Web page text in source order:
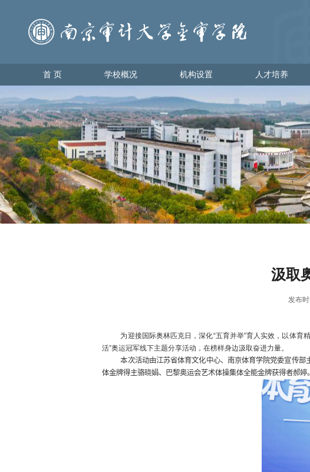
首 页 学校概况
学校简介
理事会领导
学校领导
办学理念
校园地图
金审美景
金审标识
机构设置 人才培养
教育教学
学生管理
首 页 学校概况 机构设置 人才培养
汲取
发布
为迎接国际奥林匹克日，深化“五育并举”育人实效，以体
活”奥运冠军线下主题分享活动，在榜样身边汲取奋进力量。
本次活动由江苏省体育文化中心、南京体育学院党委宣传
体金牌得主骆晓娟、巴黎奥运会艺术体操集体全能金牌获得者郝婷